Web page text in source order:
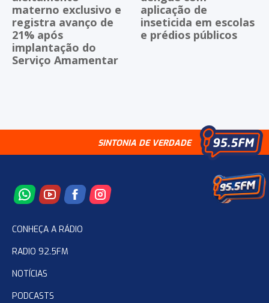
materno exclusivo e
registra avanço de
21% após
implantação do
Serviço Amamentar
aplicação de
inseticida em escolas
e prédios públicos
SINTONIA DE VERDADE
CONHEÇA A RÁDIO
RADIO 92.5FM
NOTÍCIAS
PODCASTS